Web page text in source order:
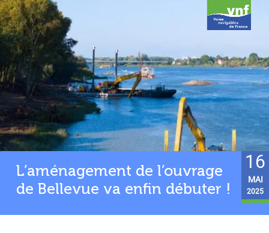
16
MAI
2025
L’aménagement de l’ouvrage
de Bellevue va enfin débuter !